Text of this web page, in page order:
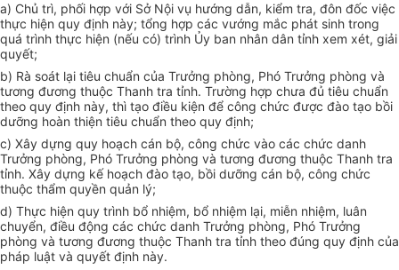
a) Chủ trì, phối hợp với Sở Nội vụ hướng dẫn, kiểm tra, đôn đốc việc
thực hiện quy định này; tổng hợp các vướng mắc phát sinh trong
quá trình thực hiện (nếu có) trình Ủy ban nhân dân tỉnh xem xét, giải
quyết;
b) Rà soát lại tiêu chuẩn của Trưởng phòng, Phó Trưởng phòng và
tương đương thuộc Thanh tra tỉnh. Trường hợp chưa đủ tiêu chuẩn
theo quy định này, thì tạo điều kiện để công chức được đào tạo bồi
dưỡng hoàn thiện tiêu chuẩn theo quy định;
c) Xây dựng quy hoạch cán bộ, công chức vào các chức danh
Trưởng phòng, Phó Trưởng phòng và tương đương thuộc Thanh tra
tỉnh. Xây dựng kế hoạch đào tạo, bồi dưỡng cán bộ, công chức
thuộc thẩm quyền quản lý;
d) Thực hiện quy trình bổ nhiệm, bổ nhiệm lại, miễn nhiệm, luân
chuyển, điều động các chức danh Trưởng phòng, Phó Trưởng
phòng và tương đương thuộc Thanh tra tỉnh theo đúng quy định của
pháp luật và quyết định này.